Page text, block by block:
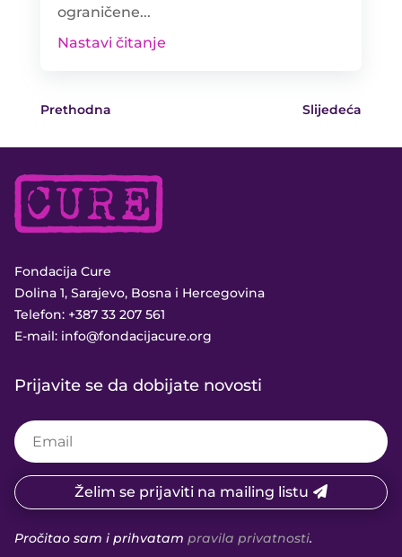
ograničene...
Nastavi čitanje
Prethodna Slijedeća
Fondacija Cure
Dolina 1, Sarajevo, Bosna i Hercegovina
Telefon: +387 33 207 561
E-mail: info@fondacijacure.org
Prijavite se da dobijate novosti
Želim se prijaviti na mailing listu
Pročitao sam i prihvatam pravila privatnosti.